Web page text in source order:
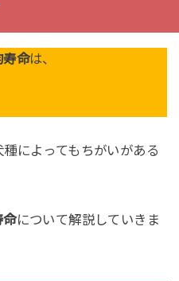
寿命は、
によってもちがいがある
命について解説していきま